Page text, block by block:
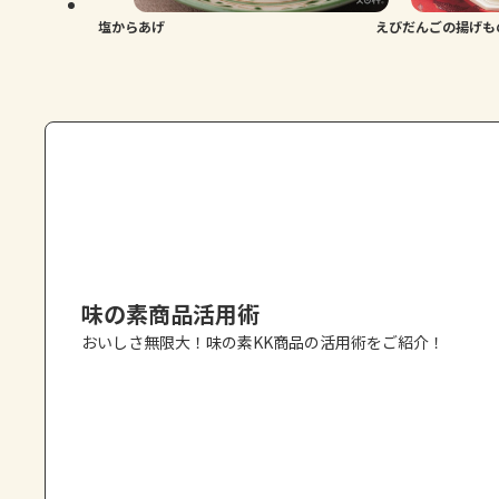
塩からあげ えびだんごの揚げも
味の素商品活用術
おいしさ無限大！味の素KK商品の活用術をご紹介！